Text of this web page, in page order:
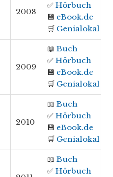
2008
✅ Hörbuch
💾 eBook.de
🛒 Genialokal
2009
📖 Buch
✅ Hörbuch
💾 eBook.de
🛒 Genialokal
2010
📖 Buch
✅ Hörbuch
💾 eBook.de
🛒 Genialokal
📖 Buch
✅ Hörbuch